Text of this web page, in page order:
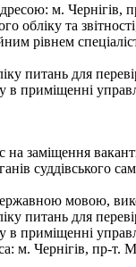
м.
обліку та
рівнем
питань для
в приміщенні
на заміщення
суддівського
мовою,
питань для
в приміщенні
м. Чернігів, пр-т.